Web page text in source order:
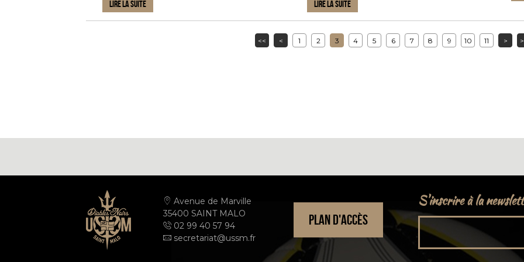
LIRE LA SUITE LIRE LA SUITE
<< < 1 2 3 4 5 6 7 8 9 10 11 >
Avenue de Marville
35400 SAINT MALO
02 99 40 57 94
secretariat@ussm.fr
PLAN D'ACCÈS
S'inscrire à la